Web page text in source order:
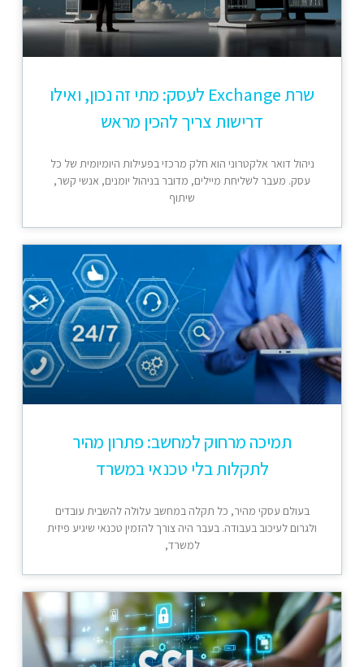
שרת Exchange לעסק: מתי זה נכון, ואילו
דרישות צריך להכין מראש
ניהול דואר אלקטרוני הוא חלק מרכזי בפעילות היומיומית של כל
עסק. מעבר לשליחת מיילים, מדובר בניהול יומנים, אנשי קשר,
שיתוף
תמיכה מרחוק למחשב: פתרון מהיר
לתקלות בלי טכנאי במשרד
בעולם עסקי מהיר, כל תקלה במחשב עלולה להשבית עובדים
ולגרום לעיכוב בעבודה. בעבר היה צורך להזמין טכנאי שיגיע פיזית
למשרד,